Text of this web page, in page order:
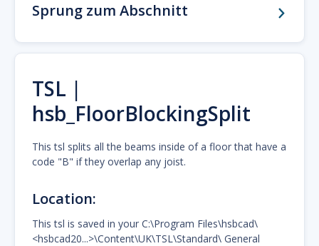
Sprung zum Abschnitt
TSL |
hsb_FloorBlockingSplit
This tsl splits all the beams inside of a floor that have a
code "B" if they overlap any joist.
Location:
This tsl is saved in your C:\Program Files\hsbcad\
<hsbcad20...>\Content\UK\TSL\Standard\ General